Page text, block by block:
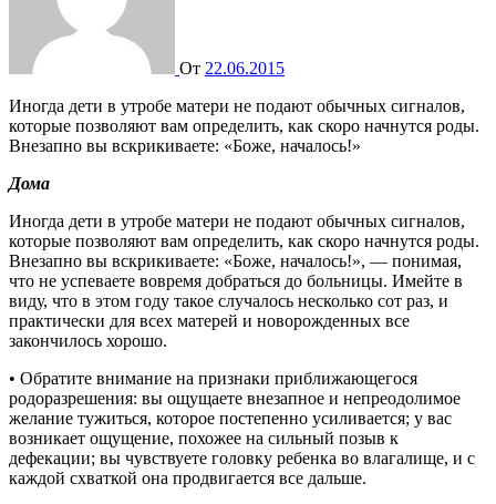
От 22.06.2015
Иногда дети в утробе матери не подают обычных сигналов,
которые позволяют вам определить, как скоро начнутся роды.
Внезапно вы вскрикиваете: «Боже, началось!»
Дома
Иногда дети в утробе матери не подают обычных сигналов,
которые позволяют вам определить, как скоро начнутся роды.
Внезапно вы вскрикиваете: «Боже, началось!», — понимая,
что не успеваете вовремя добраться до больницы. Имейте в
виду, что в этом году такое случалось несколько сот раз, и
практически для всех матерей и новорожденных все
закончилось хорошо.
• Обратите внимание на признаки приближающегося
родоразрешения: вы ощущаете внезапное и непреодолимое
желание тужиться, которое постепенно усиливается; у вас
возникает ощущение, похожее на сильный позыв к
дефекации; вы чувствуете головку ребенка во влагалище, и с
каждой схваткой она продвигается все дальше.